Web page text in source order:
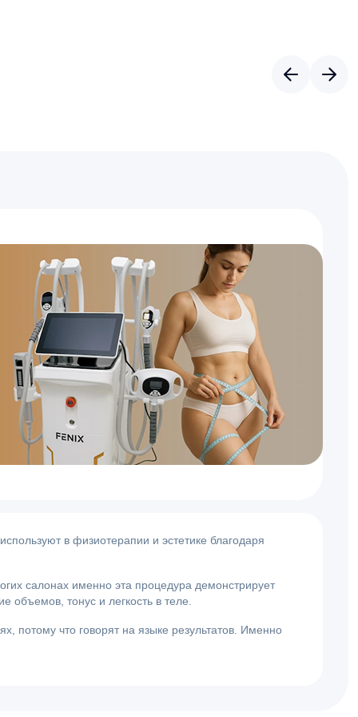
в физиотерапии и эстетике благодаря
салонах именно эта процедура демонстрирует
объемов, тонус и легкость в теле.
потому что говорят на языке результатов. Именно